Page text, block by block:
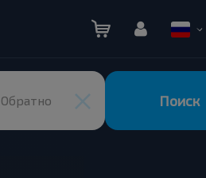
Обратно Поиск